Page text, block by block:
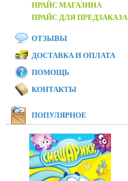
ПРАЙС МАГАЗИНА
ПРАЙС ДЛЯ ПРЕДЗАКАЗА
ОТЗЫВЫ
ДОСТАВКА И ОПЛАТА
ПОМОЩЬ
КОНТАКТЫ
ПОПУЛЯРНОЕ